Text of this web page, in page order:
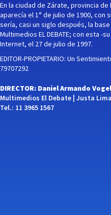
En la ciudad de Zárate, provincia
aparecía el 1° de julio de 1900, con
sería, casi un siglo después, la
Multimedios EL DEBATE; con esta -
Internet, el 27 de julio de 1997.
EDITOR-PROPIETARIO: Un
79707292
DIRECTOR: Daniel Armando
Multimedios El Debate | Justa
Tel.: 11 3965 1567